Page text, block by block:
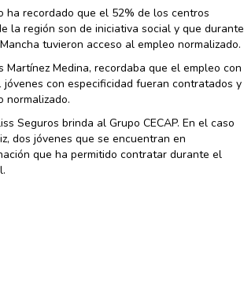
ha recordado que el 52% de los centros
la región son de iniciativa social y que durante
tuvieron acceso al empleo normalizado.
Medina, recordaba que el empleo con
con especificidad fueran contratados y
normalizado.
Seguros brinda al Grupo CECAP. En el caso
dos jóvenes que se encuentran en
que ha permitido contratar durante el